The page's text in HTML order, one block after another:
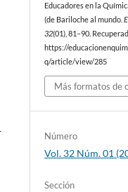
Educadores en la
(de Bariloche al mundo.
32(01), 81–90.
https://
q/article/view/285
Más formatos de
Número
Vol. 32 Núm. 01
Sección